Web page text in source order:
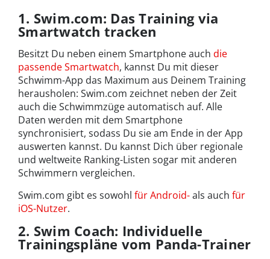
1. Swim.com: Das Training via
Smartwatch tracken
Besitzt Du neben einem Smartphone auch die
passende Smartwatch, kannst Du mit dieser
Schwimm-App das Maximum aus Deinem Training
herausholen: Swim.com zeichnet neben der Zeit
auch die Schwimmzüge automatisch auf. Alle
Daten werden mit dem Smartphone
synchronisiert, sodass Du sie am Ende in der App
auswerten kannst. Du kannst Dich über regionale
und weltweite Ranking-Listen sogar mit anderen
Schwimmern vergleichen.
Swim.com gibt es sowohl für Android-als auch für
iOS-Nutzer.
2. Swim Coach: Individuelle
Trainingspläne vom Panda-Trainer